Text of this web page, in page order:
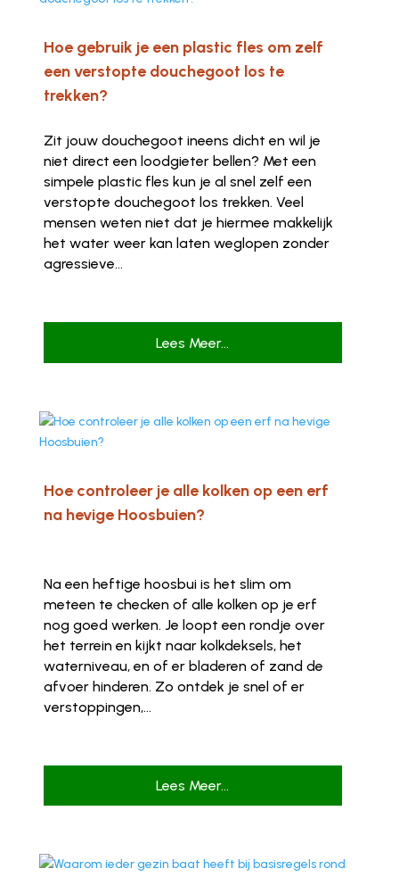
Hoe gebruik je een plastic fles om zelf
een verstopte douchegoot los te
trekken?
Zit jouw douchegoot ineens dicht en wil je
niet direct een loodgieter bellen? Met een
simpele plastic fles kun je al snel zelf een
verstopte douchegoot los trekken. Veel
mensen weten niet dat je hiermee makkelijk
het water weer kan laten weglopen zonder
agressieve...
Lees Meer...
Hoe controleer je alle kolken op een erf
na hevige Hoosbuien?
Na een heftige hoosbui is het slim om
meteen te checken of alle kolken op je erf
nog goed werken. Je loopt een rondje over
het terrein en kijkt naar kolkdeksels, het
waterniveau, en of er bladeren of zand de
afvoer hinderen. Zo ontdek je snel of er
verstoppingen,...
Lees Meer...